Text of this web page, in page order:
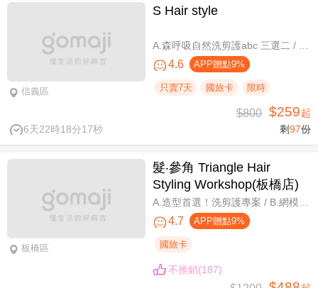
信義區
S Hair style
4.6 APP贈點9%
只賣7天 國旅卡 限時
6天22時18分16秒
$800 $259起
剩97份
板橋區
髮‧參角 Triangle Hair
Styling Workshop(板橋店)
A.造型首選！洗剪護專案 / B.網模超質感！日系Fiole染護專案(不分長短，過腰另計) / C.簡單又有型！日系資生堂剪燙護專案(不限髮長) / D.回頭率滿分！Napla娜普菈溫塑剪燙護專案
4.7 APP贈點9%
國旅卡
不推銷(187)